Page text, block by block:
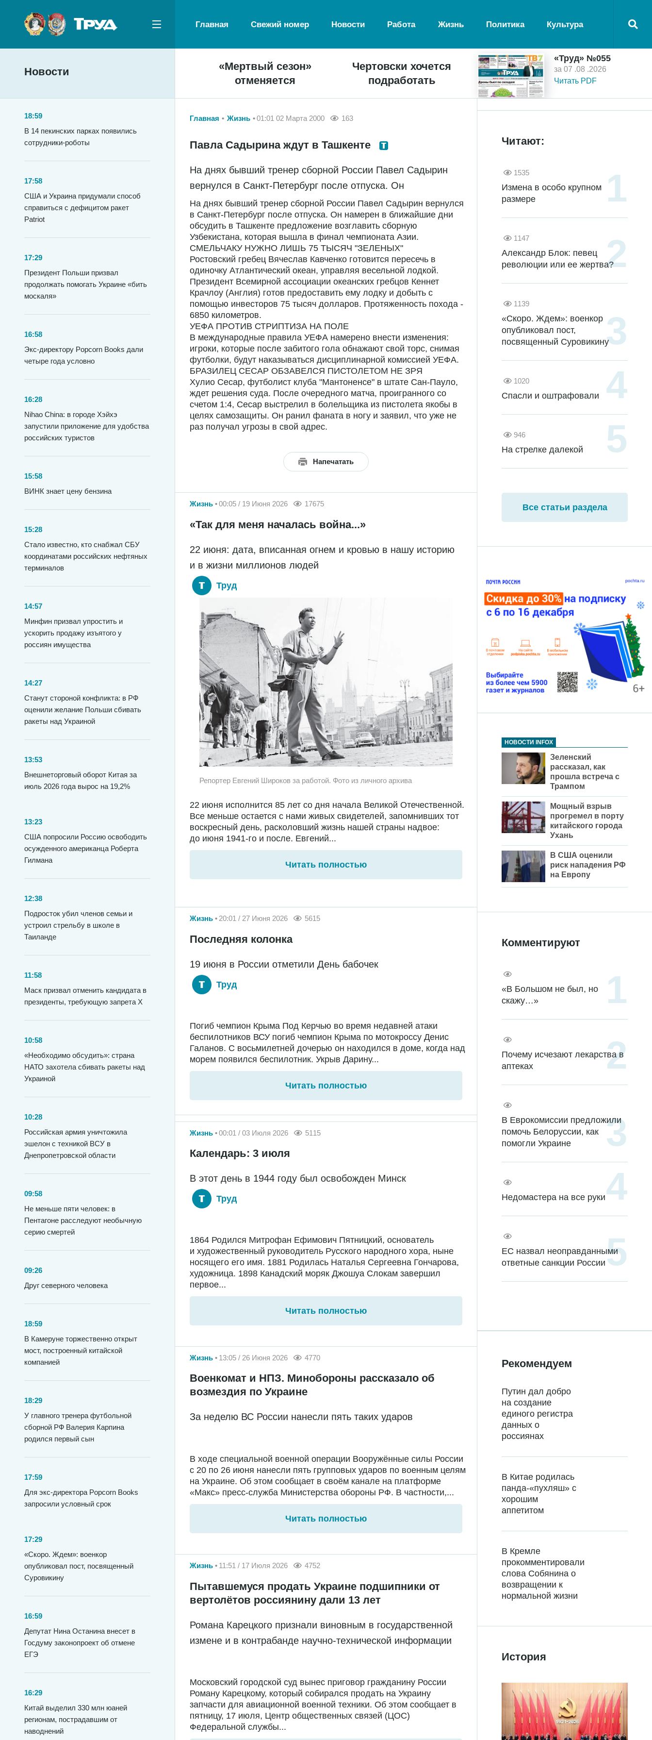
Главная Свежий номер Новости Работа Жизнь Политика Культура
Новости
«Мертвый сезон»
отменяется
Чертовски хочется
подработать
«Труд» №055
за 07 .08 .2026
Читать PDF
18:59
В 14 пекинских парках появились
сотрудники-роботы
17:58
США и Украина придумали способ
справиться с дефицитом ракет
Patriot
17:29
Президент Польши призвал
продолжать помогать Украине «бить
москаля»
16:58
Экс-директору Popcorn Books дали
четыре года условно
16:28
Nihao China: в городе Хэйхэ
запустили приложение для удобства
российских туристов
15:58
ВИНК знает цену бензина
15:28
Стало известно, кто снабжал СБУ
координатами российских нефтяных
терминалов
14:57
Минфин призвал упростить и
ускорить продажу изъятого у
россиян имущества
14:27
Станут стороной конфликта: в РФ
оценили желание Польши сбивать
ракеты над Украиной
13:53
Внешнеторговый оборот Китая за
июль 2026 года вырос на 19,2%
13:23
США попросили Россию освободить
осужденного американца Роберта
Гилмана
12:38
Подросток убил членов семьи и
устроил стрельбу в школе в
Таиланде
11:58
Маск призвал отменить кандидата в
президенты, требующую запрета X
10:58
«Необходимо обсудить»: страна
НАТО захотела сбивать ракеты над
Украиной
10:28
Российская армия уничтожила
эшелон с техникой ВСУ в
Днепропетровской области
09:58
Не меньше пяти человек: в
Пентагоне расследуют необычную
серию смертей
09:26
Друг северного человека
18:59
В Камеруне торжественно открыт
мост, построенный китайской
компанией
18:29
У главного тренера футбольной
сборной РФ Валерия Карпина
родился первый сын
17:59
Для экс-директора Popcorn Books
запросили условный срок
17:29
«Скоро. Ждем»: военкор
опубликовал пост, посвященный
Суровикину
16:59
Депутат Нина Останина внесет в
Госдуму законопроект об отмене
ЕГЭ
16:29
Китай выделил 330 млн юаней
регионам, пострадавшим от
наводнений
Главная Жизнь 01:01 02 Марта 2000 163
Павла Садырина ждут в Ташкенте
На днях бывший тренер сборной России Павел Садырин
вернулся в Санкт-Петербург после отпуска. Он
На днях бывший тренер сборной России Павел Садырин вернулся
в Санкт-Петербург после отпуска. Он намерен в ближайшие дни
обсудить в Ташкенте предложение возглавить сборную
Узбекистана, которая вышла в финал чемпионата Азии.
СМЕЛЬЧАКУ НУЖНО ЛИШЬ 75 ТЫСЯЧ "ЗЕЛЕНЫХ"
Ростовский гребец Вячеслав Кавченко готовится пересечь в
одиночку Атлантический океан, управляя весельной лодкой.
Президент Всемирной ассоциации океанских гребцов Кеннет
Крачлоу (Англия) готов предоставить ему лодку и добыть с
помощью инвесторов 75 тысяч долларов. Протяженность похода -
6850 километров.
УЕФА ПРОТИВ СТРИПТИЗА НА ПОЛЕ
В международные правила УЕФА намерено внести изменения:
игроки, которые после забитого гола обнажают свой торс, снимая
футболки, будут наказываться дисциплинарной комиссией УЕФА.
БРАЗИЛЕЦ СЕСАР ОБЗАВЕЛСЯ ПИСТОЛЕТОМ НЕ ЗРЯ
Хулио Сесар, футболист клуба "Мантоненсе" в штате Сан-Пауло,
ждет решения суда. После очередного матча, проигранного со
счетом 1:4, Сесар выстрелил в болельщика из пистолета якобы в
целях самозащиты. Он ранил фаната в ногу и заявил, что уже не
раз получал угрозы в свой адрес.
Напечатать
Жизнь 00:05 / 19 Июня 2026 17675
«Так для меня началась война...»
22 июня: дата, вписанная огнем и кровью в нашу историю
и в жизни миллионов людей
Труд
Репортер Евгений Широков за работой. Фото из личного архива
22 июня исполнится 85 лет со дня начала Великой Отечественной.
Все меньше остается с нами живых свидетелей, запомнивших тот
воскресный день, расколовший жизнь нашей страны надвое:
до июня 1941-го и после. Евгений...
Читать полностью
Жизнь 20:01 / 27 Июня 2026 5615
Последняя колонка
19 июня в России отметили День бабочек
Труд
Погиб чемпион Крыма Под Керчью во время недавней атаки
беспилотников ВСУ погиб чемпион Крыма по мотокроссу Денис
Галанов. С восьмилетней дочерью он находился в доме, когда над
морем появился беспилотник. Укрыв Дарину...
Читать полностью
Жизнь 00:01 / 03 Июля 2026 5115
Календарь: 3 июля
В этот день в 1944 году был освобожден Минск
Труд
1864 Родился Митрофан Ефимович Пятницкий, основатель
и художественный руководитель Русского народного хора, ныне
носящего его имя. 1881 Родилась Наталья Сергеевна Гончарова,
художница. 1898 Канадский моряк Джошуа Слокам завершил
первое...
Читать полностью
Жизнь 13:05 / 26 Июня 2026 4770
Военкомат и НПЗ. Минобороны рассказало об
возмездия по Украине
За неделю ВС России нанесли пять таких ударов
В ходе специальной военной операции Вооружённые силы России
с 20 по 26 июня нанесли пять групповых ударов по военным целям
на Украине. Об этом сообщает в своём канале на платформе
«Макс» пресс-служба Министерства обороны РФ. В частности,...
Читать полностью
Жизнь 11:51 / 17 Июля 2026 4752
Пытавшемуся продать Украине подшипники от
вертолётов россиянину дали 13 лет
Романа Карецкого признали виновным в государственной
измене и в контрабанде научно-технической информации
Московский городской суд вынес приговор гражданину России
Роману Карецкому, который собирался продать на Украину
запчасти для авиационной военной техники. Об этом сообщает в
пятницу, 17 июля, Центр общественных связей (ЦОС)
Федеральной службы...
Читают:
1535
Измена в особо крупном
размере
1147
Александр Блок: певец
революции или ее жертва?
1139
«Скоро. Ждем»: военкор
опубликовал пост,
посвященный Суровикину
1020
Спасли и оштрафовали
946
На стрелке далекой
Все статьи раздела
НОВОСТИ INFOX
Зеленский
рассказал, как
прошла встреча с
Трампом
Мощный взрыв
прогремел в порту
китайского города
Ухань
В США оценили
риск нападения РФ
на Европу
Комментируют
«В Большом не был, но
скажу…»
Почему исчезают лекарства в
аптеках
В Еврокомиссии предложили
помочь Белоруссии, как
помогли Украине
Недомастера на все руки
ЕС назвал неоправданными
ответные санкции России
Рекомендуем
Путин дал добро
на создание
единого регистра
данных о
россиянах
В Китае родилась
панда-«пухляш» с
хорошим
аппетитом
В Кремле
прокомментировали
слова Собянина о
возвращении к
нормальной жизни
История